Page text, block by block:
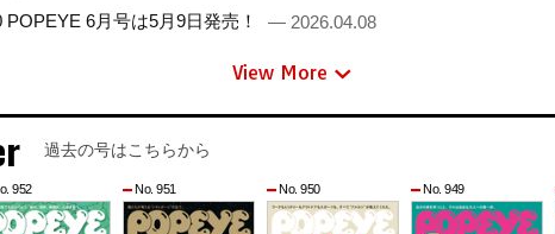
POPEYE 6月号は5月9日発売！
— 2026.04.08
View More
過去の号はこちらから
952 No. 951 No. 950 No. 949